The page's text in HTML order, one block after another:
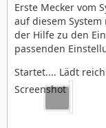
Erste Mecker vom
auf diesem
der Hilfe zu den
passenden
Startet.... Lädt
Screenshot